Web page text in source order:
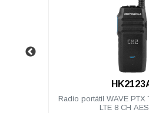
.
Radio portátil WAVE PTX
LTE 8 CH